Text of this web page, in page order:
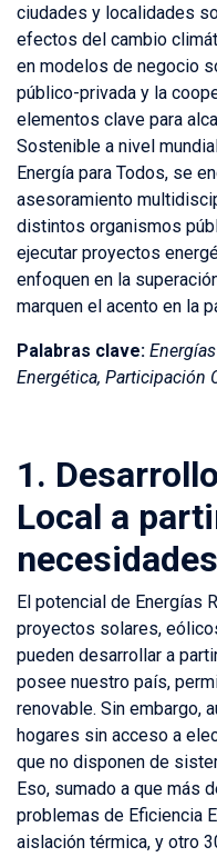
ciudades y localidades
efectos del cambio
en modelos de negocio
público-privada y la
elementos clave para
Sostenible a nivel
Energía para Todos, se
asesoramiento
distintos organismos
ejecutar proyectos
enfoquen en la
marquen el acento en la
Palabras clave:
Energética, Participación
1.
Local a
El potencial de Energías
proyectos solares,
pueden desarrollar a
posee nuestro país,
renovable. Sin embargo,
hogares sin acceso a
que no disponen de
Eso, sumado a que más
problemas de Eficiencia
aislación térmica, y otro